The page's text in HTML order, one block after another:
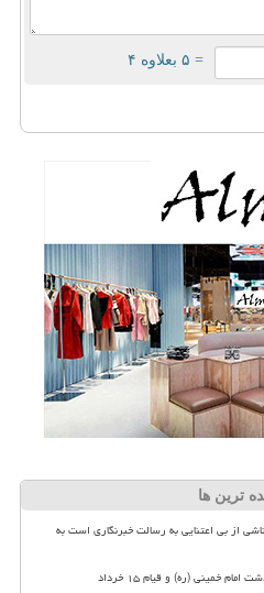
= ۵ بعلاوه ۴
ترین ها
ناشی از بی اعتنایی به رسالت خبرنگاری است به
خمینی (ره) و قیام ۱۵ خرداد